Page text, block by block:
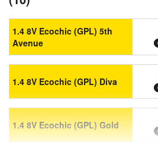
1.4 8V Ecochic (GPL) 5th
Avenue
1.4 8V Ecochic (GPL) Diva
1.4 8V Ecochic (GPL) Gold